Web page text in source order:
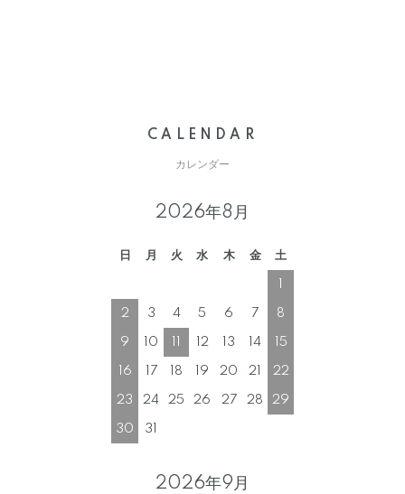
CALENDAR
カレンダー
2026年8月
日 月 火 水 木 金 土
2 3 4 5 6 7 8
9 10 12 13 14 15
16 17 18 19 20 21 22
23 24 25 26 27 28 29
30 31
2026年9月